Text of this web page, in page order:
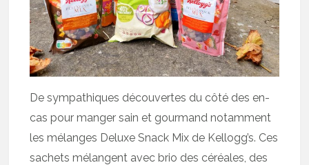
De sympathiques découvertes du côté des en-
cas pour manger sain et gourmand notamment
les mélanges Deluxe Snack Mix de Kellogg’s. Ces
sachets mélangent avec brio des céréales, des